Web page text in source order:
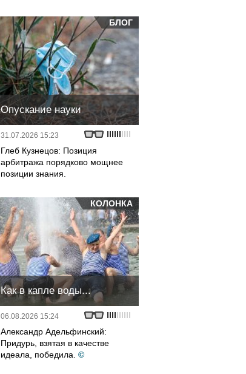
БЛОГ
Опускание науки
31.07.2026 15:23
Глеб Кузнецов: Позиция
арбитража порядково мощнее
позиции знания.
КОЛОНКА
Как в капле воды...
06.08.2026 15:24
Александр Адельфинский:
Придурь, взятая в качестве
идеала, победила. ©